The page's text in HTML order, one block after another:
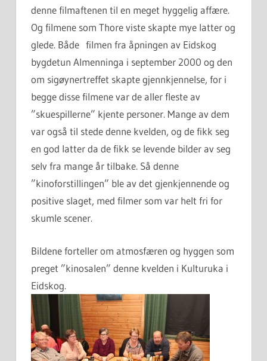
denne filmaftenen til en meget hyggelig affære.
Og filmene som Thore viste skapte mye latter og
glede. Både filmen fra åpningen av Eidskog
bygdetun Almenninga i september 2000 og den
om sigøynertreffet skapte gjennkjennelse, for i
begge disse filmene var de aller fleste av
”skuespillerne” kjente personer. Mange av dem
var også til stede denne kvelden, og de fikk seg
en god latter da de fikk se levende bilder av seg
selv fra mange år tilbake. Så denne
”kinoforstillingen” ble av det gjenkjennende og
positive slaget, med filmer som var helt fri for
skumle scener.
Bildene forteller om atmosfæren og hyggen som
preget ”kinosalen” denne kvelden i Kulturuka i
Eidskog.